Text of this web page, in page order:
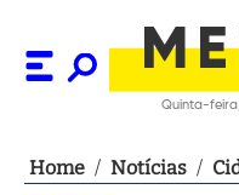
Quinta-
Home / Notícias /